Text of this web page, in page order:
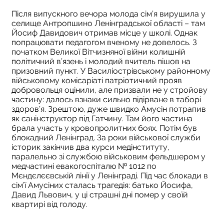
Після випускного вечора молода сім’я вирушила у
селище Антропшино Ленінградської області – там
Йосиф Давидович отримав місце у школі. Однак
попрацювати педагогом вченому не довелось. З
початком Великої Вітчизняної війни колишній
політичний в’язень і молодий вчитель пішов на
призовний пункт. У Василіострівському районному
військовому комісаріаті патріотичний прояв
добровольця оцінили, але призвали не у стройову
частину: далось взнаки сильно підірване в таборі
здоров’я. Зрештою, дуже швидко Амусін потрапив
як санінструктор під Гатчину. Там його частина
брала участь у кровопролитних боях. Потім був
блокадний Ленінград. За роки військової служби
історик закінчив два курси медінституту,
паралельно зі службою військовим фельдшером у
медчастині евакогоспіталю № 1012 по
Мєндєлєєвській лінії у Ленінграді. Під час блокади в
сім’ї Амусіних сталась трагедія: батько Йосифа,
Давид Львович, у ці страшні дні помер у своїй
квартирі від голоду.